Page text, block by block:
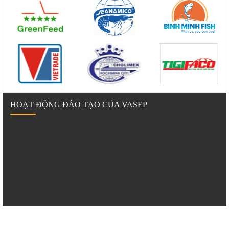
HOẠT ĐỘNG ĐÀO TẠO CỦA VASEP